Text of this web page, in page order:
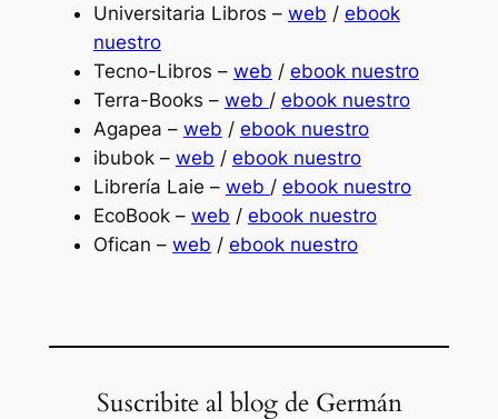
Universitaria Libros – web / ebook
nuestro
Tecno-Libros – web / ebook nuestro
Terra-Books – web / ebook nuestro
Agapea – web / ebook nuestro
ibubok – web / ebook nuestro
Librería Laie – web / ebook nuestro
EcoBook – web / ebook nuestro
Ofican – web / ebook nuestro
Suscribite al blog de Germán